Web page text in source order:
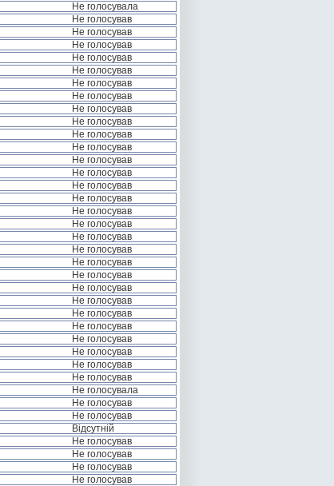
Не голосувала
Не голосував
Не голосував
Не голосував
Не голосував
Не голосував
Не голосував
Не голосував
Не голосував
Не голосував
Не голосував
Не голосував
Не голосував
Не голосував
Не голосував
Не голосував
Не голосував
Не голосував
Не голосував
Не голосував
Не голосував
Не голосував
Не голосував
Не голосував
Не голосував
Не голосував
Не голосував
Не голосував
Не голосував
Не голосував
Не голосувала
Не голосував
Не голосував
Відсутній
Не голосував
Не голосував
Не голосував
Не голосував